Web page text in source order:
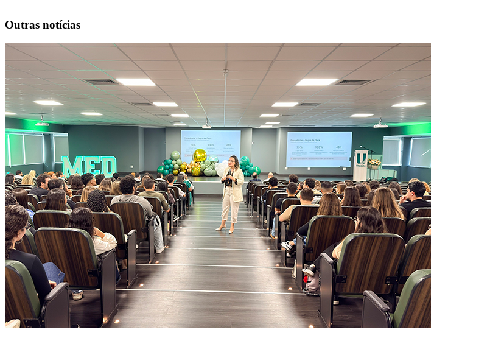
Outras notícias